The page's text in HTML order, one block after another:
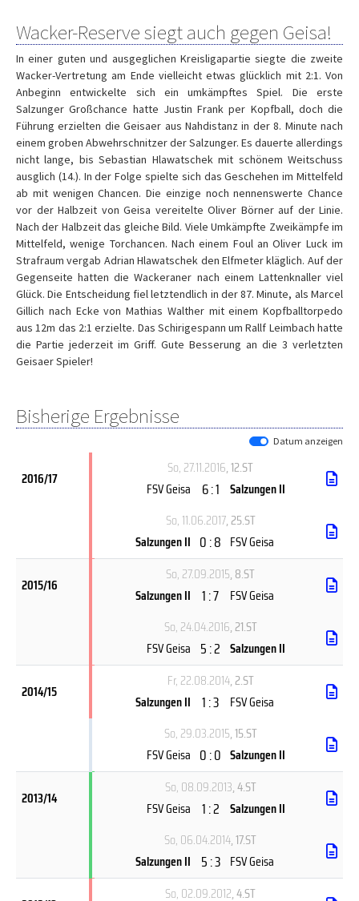
Wacker-Reserve siegt auch gegen Geisa!
In einer guten und ausgeglichen Kreisligapartie siegte die zweite
Wacker-Vertretung am Ende vielleicht etwas glücklich mit 2:1. Von
Anbeginn entwickelte sich ein umkämpftes Spiel. Die erste
Salzunger Großchance hatte Justin Frank per Kopfball, doch die
Führung erzielten die Geisaer aus Nahdistanz in der 8. Minute nach
einem groben Abwehrschnitzer der Salzunger. Es dauerte allerdings
nicht lange, bis Sebastian Hlawatschek mit schönem Weitschuss
ausglich (14.). In der Folge spielte sich das Geschehen im Mittelfeld
ab mit wenigen Chancen. Die einzige noch nennenswerte Chance
vor der Halbzeit von Geisa vereitelte Oliver Börner auf der Linie.
Nach der Halbzeit das gleiche Bild. Viele Umkämpfte Zweikämpfe im
Mittelfeld, wenige Torchancen. Nach einem Foul an Oliver Luck im
Strafraum vergab Adrian Hlawatschek den Elfmeter kläglich. Auf der
Gegenseite hatten die Wackeraner nach einem Lattenknaller viel
Glück. Die Entscheidung fiel letztendlich in der 87. Minute, als Marcel
Gillich nach Ecke von Mathias Walther mit einem Kopfballtorpedo
aus 12m das 2:1 erzielte. Das Schirigespann um Rallf Leimbach hatte
die Partie jederzeit im Griff. Gute Besserung an die 3 verletzten
Geisaer Spieler!
Bisherige Ergebnisse
Datum anzeigen
2016/17
So, 27.11.2016, 12.ST
FSV Geisa
6 : 1 Salzungen II
So, 11.06.2017, 25.ST
Salzungen II 0 : 8 FSV Geisa
2015/16
So, 27.09.2015, 8.ST
Salzungen II 1 : 7 FSV Geisa
So, 24.04.2016, 21.ST
FSV Geisa 5 : 2 Salzungen II
2014/15
Fr, 22.08.2014, 2.ST
Salzungen II 1 : 3 FSV Geisa
So, 29.03.2015, 15.ST
FSV Geisa 0 : 0 Salzungen II
2013/14
So, 08.09.2013, 4.ST
FSV Geisa 1 : 2 Salzungen II
So, 06.04.2014, 17.ST
Salzungen II 5 : 3 FSV Geisa
So, 02.09.2012, 4.ST